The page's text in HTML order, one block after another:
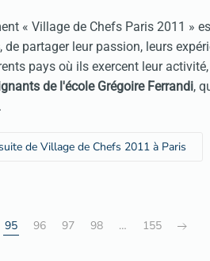
« Village de Chefs Paris 2011 »
, de partager leur passion, leurs
pays où ils exercent leur
de l'école Grégoire Ferrandi,
de Village de Chefs 2011 à Paris
95 96 97 98 … 155